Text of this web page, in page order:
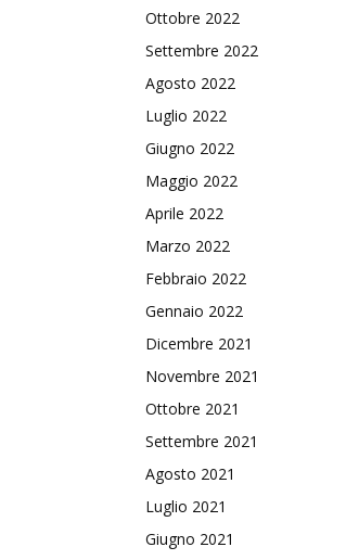
Ottobre 2022
Settembre 2022
Agosto 2022
Luglio 2022
Giugno 2022
Maggio 2022
Aprile 2022
Marzo 2022
Febbraio 2022
Gennaio 2022
Dicembre 2021
Novembre 2021
Ottobre 2021
Settembre 2021
Agosto 2021
Luglio 2021
Giugno 2021